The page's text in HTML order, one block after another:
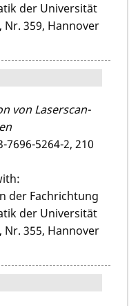
der Universität
Nr. 359, Hannover
von Laserscan-
7696-5264-2, 210
der Fachrichtung
der Universität
Nr. 355, Hannover